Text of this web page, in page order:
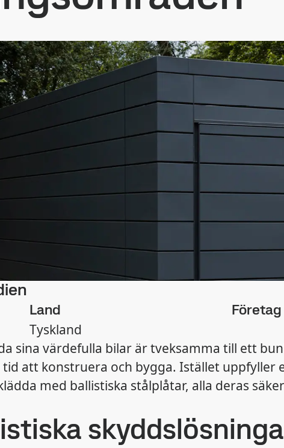
Land
Tyskland
Företag
sina värdefulla bilar är tveksamma till ett
att konstruera och bygga. Istället uppfyller
med ballistiska stålplåtar, alla deras